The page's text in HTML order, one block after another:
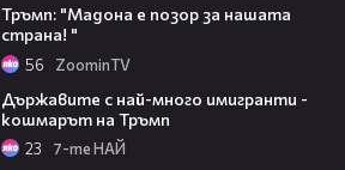
Тръмп: "Мадона е позор за нашата
страна! "
56 ZoominTV
Държавите с най-много имигранти -
кошмарът на Тръмп
23 7-те НАЙ